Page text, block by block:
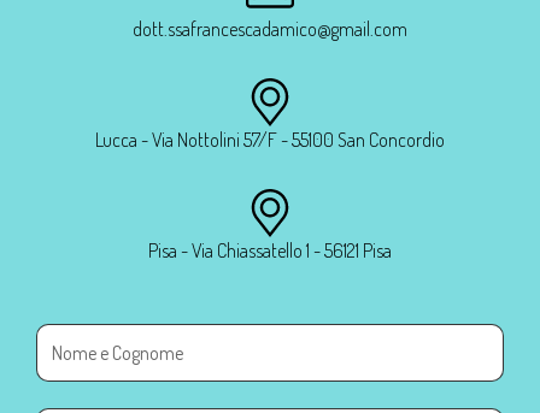
dott.ssafrancescadamico@gmail.com
Lucca - Via Nottolini 57/F - 55100 San Concordio
Pisa - Via Chiassatello 1 - 56121 Pisa